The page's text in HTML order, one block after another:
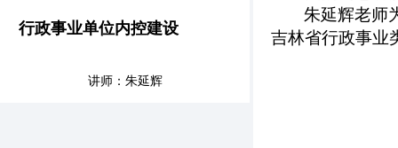
行政事业单位内控建设
讲师：朱延辉
朱延辉老师
吉林省行政事业